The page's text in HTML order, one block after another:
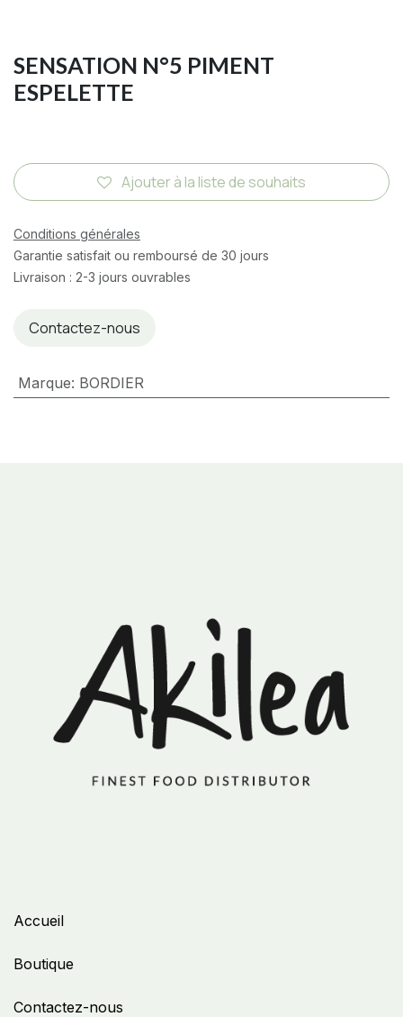
SENSATION N°5 PIMENT
ESPELETTE
Ajouter à la liste de souhaits
Conditions générales
Garantie satisfait ou remboursé de 30 jours
Livraison : 2-3 jours ouvrables
Contactez-nous
Marque: BORDIER
Accueil
Boutique
Contactez-nous